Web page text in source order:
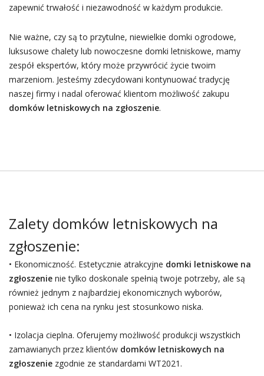
zapewnić trwałość i niezawodność w każdym produkcie.
Nie ważne, czy są to przytulne, niewielkie domki ogrodowe,
luksusowe chalety lub nowoczesne domki letniskowe, mamy
zespół ekspertów, który może przywrócić życie twoim
marzeniom. Jesteśmy zdecydowani kontynuować tradycję
naszej firmy i nadal oferować klientom możliwość zakupu
domków letniskowych na zgłoszenie.
Zalety domków letniskowych na
zgłoszenie:
• Ekonomiczność. Estetycznie atrakcyjne domki letniskowe na
zgłoszenienie tylko doskonale spełnią twoje potrzeby, ale są
również jednym z najbardziej ekonomicznych wyborów,
ponieważ ich cena na rynku jest stosunkowo niska.
• Izolacja cieplna. Oferujemy możliwość produkcji wszystkich
zamawianych przez klientów domków letniskowych na
zgłoszeniezgodnie ze standardami WT2021.